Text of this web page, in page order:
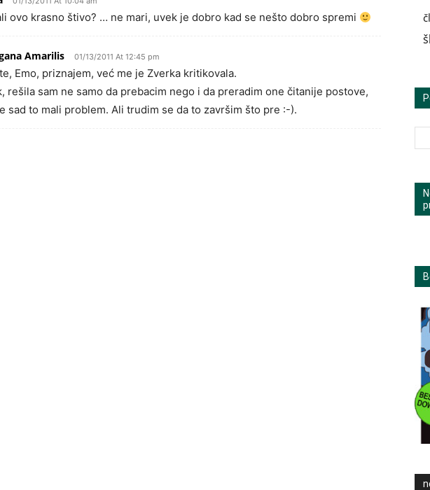
ovo krasno štivo? … ne mari, uvek je dobro kad se nešto dobro spremi
Amarilis 01/13/2011 At 12:45 pm
Emo, priznajem, već me je Zverka kritikovala.
rešila sam ne samo da prebacim nego i da preradim one čitanije postove,
sad to mali problem. Ali trudim se da to završim što pre :-).